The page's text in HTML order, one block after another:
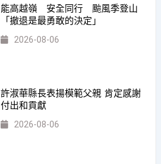
能高越嶺 安全同行 颱風季登山
「撤退是最勇敢的決定」
2026-08-06
許淑華縣長表揚模範父親 肯定感謝
付出和貢獻
2026-08-06